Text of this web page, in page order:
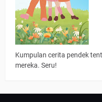
Kumpulan cerita pendek
mereka. Seru!